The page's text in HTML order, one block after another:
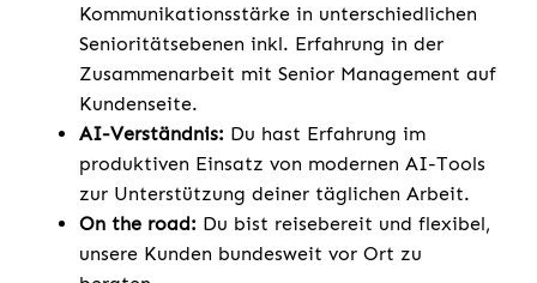
Kommunikationsstärke in unterschiedlichen
Senioritätsebenen inkl. Erfahrung in der
Zusammenarbeit mit Senior Management auf
Kundenseite.
AI-Verständnis: Du hast Erfahrung im
produktiven Einsatz von modernen AI-Tools
zur Unterstützung deiner täglichen Arbeit.
On the road: Du bist reisebereit und flexibel,
unsere Kunden bundesweit vor Ort zu